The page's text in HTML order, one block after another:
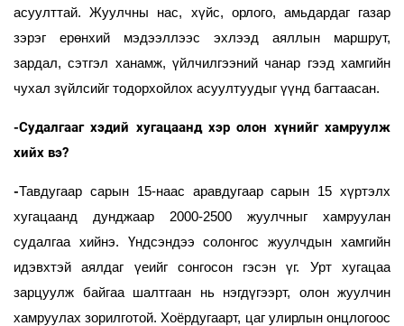
асуулттай. Жуулчны нас, хүйс, орлого, амьдардаг газар
зэрэг ерөнхий мэдээллээс эхлээд аяллын маршрут,
зардал, сэтгэл ханамж, үйлчилгээний чанар гээд хамгийн
чухал зүйлсийг тодорхойлох асуултуудыг үүнд багтаасан.
-Судалгааг хэдий хугацаанд хэр олон хүнийг хамруулж
хийх вэ?
-Тавдугаар сарын 15-наас аравдугаар сарын 15 хүртэлх
хугацаанд дунджаар 2000-2500 жуулчныг хамруулан
судалгаа хийнэ. Үндсэндээ солонгос жуулчдын хамгийн
идэвхтэй аялдаг үеийг сонгосон гэсэн үг. Урт хугацаа
зарцуулж байгаа шалтгаан нь нэгдүгээрт, олон жуулчин
хамруулах зорилготой. Хоёрдугаарт, цаг улирлын онцлогоос